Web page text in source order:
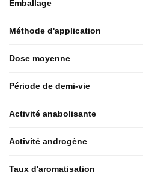
Emballage
Méthode d'application
Dose moyenne
Période de demi-vie
Activité anabolisante
Activité androgène
Taux d'aromatisation